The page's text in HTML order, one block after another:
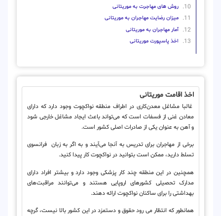
روش‌ های مهاجرت به موریتانی
میزان رضایت مهاجران به موریتانی
آمار مهاجران به موریتانی
اخذ پاسپورت موریتانی
اخذ اقامت موریتانی
غالبا مشاغل معدن‌کاری در اطراف منطقه نواکچوت وجود دارد که دارای
معادن غنی از فسفات است که می‌تواند باعث ایجاد مشاغل خارجی شود
و آهن به عنوان یکی از صادرات اصلی کشور است.
برخی از مهاجران برای تدریس به آنجا می‌آیند و به اگر به زبان فرانسوی
تسلط دارید، ممکن است بتوانید در نواکچوت کار پیدا کنید.
همچنین در این منطقه چند کار پزشکی وجود دارد و بیشتر افراد دارای
مدارک تحصیلی کشورهای اروپایی هستند و می‌توانند مراقبت‌های
بهداشتی را برای ساکنان نواکچوت ارائه دهند.
همانطور که انتظار می رود حقوق و دستمزد در این کشور بالا نیست، گرچه